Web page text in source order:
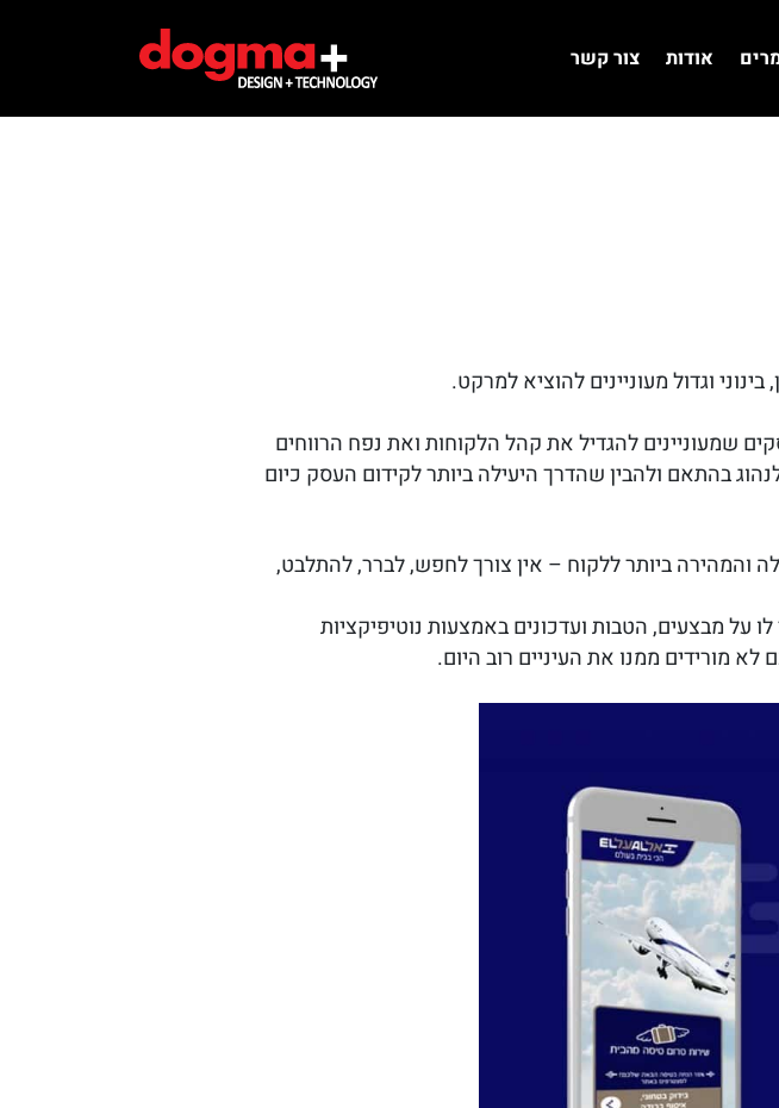
אודות צור קשר
וגדול מעוניינים להוציא למרקט.
שמעוניינים להגדיל את קהל הלקוחות ואת נפח הרווחים
בהתאם ולהבין שהדרך היעילה ביותר לקידום העסק כיום
ביותר ללקוח – אין צורך לחפש, לברר, להתלבט,
מבצעים, הטבות ועדכונים באמצעות נוטיפיקציות